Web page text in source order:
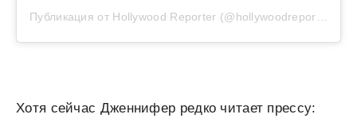
Хотя сейчас Дженнифер редко читает прессу: